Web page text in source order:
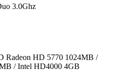
3.0Ghz
Radeon HD 5770 1024MB /
/ Intel HD4000 4GB